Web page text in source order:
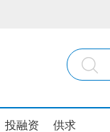
投融资 供求